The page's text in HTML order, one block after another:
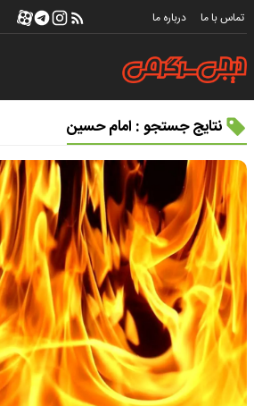
تماس با ما درباره ما
نتایج جستجو : امام حسین